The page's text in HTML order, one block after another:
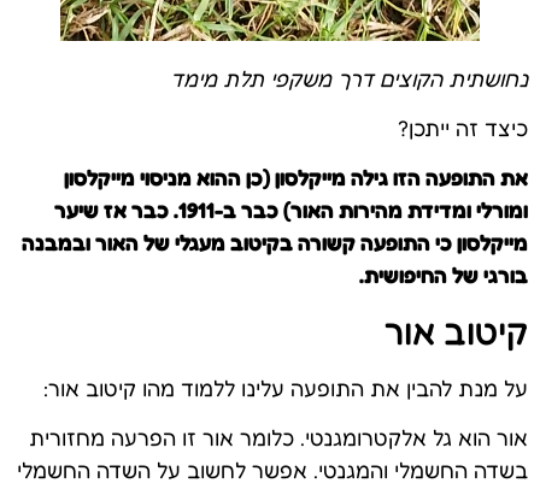
נחושתית הקוצים דרך משקפי תלת מימד
כיצד זה ייתכן?
את התופעה הזו גילה מייקלסון (כן ההוא מניסוי מייקלסון
ומורלי ומדידת מהירות האור) כבר ב-1911. כבר אז שיער
מייקלסון כי התופעה קשורה בקיטוב מעגלי של האור ובמבנה
בורגי של החיפושית.
קיטוב אור
על מנת להבין את התופעה עלינו ללמוד מהו קיטוב אור:
אור הוא גל אלקטרומגנטי. כלומר אור זו הפרעה מחזורית
בשדה החשמלי והמגנטי. אפשר לחשוב על השדה החשמלי